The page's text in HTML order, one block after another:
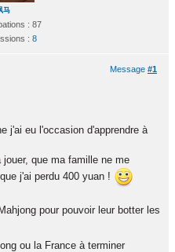
马
: 87
: 8
Message #1
j'ai eu l'occasion d'apprendre à
que ma famille ne me
j'ai perdu 400 yuan !
pour pouvoir leur botter les
ou la France à terminer